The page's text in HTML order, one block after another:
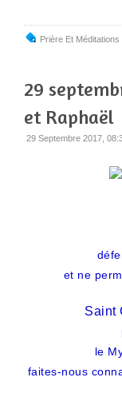
Prière Et Méditations
29
et Raphaël
29 Septembre 2017,
et ne
Saint
le
faites-nous